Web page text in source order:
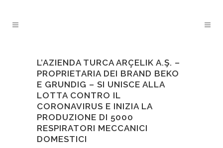
L’AZIENDA TURCA ARÇELIK A.Ş. –
PROPRIETARIA DEI BRAND BEKO
E GRUNDIG – SI UNISCE ALLA
LOTTA CONTRO IL
CORONAVIRUS E INIZIA LA
PRODUZIONE DI 5000
RESPIRATORI MECCANICI
DOMESTICI